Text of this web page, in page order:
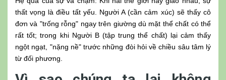
thất vọng là điều tất yếu. Người A (cần cảm xúc) sẽ thấy cô
đơn và "trống rỗng" ngay trên giường dù mặt thể chất có thể
rất tốt; trong khi Người B (tập trung thể chất) lại cảm thấy
ngột ngạt, "nặng nề" trước những đòi hỏi về chiều sâu tâm lý
từ đối phương.